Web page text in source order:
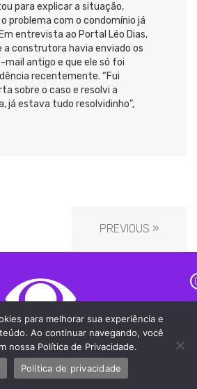
para explicar a situação,
problema com o condomínio já
entrevista ao Portal Léo Dias,
a construtora havia enviado os
mail antigo e que ele só foi
recentemente. “Fui
sobre o caso e resolvi a
já estava tudo resolvidinho”,
PREVIOUS »
para melhorar sua experiência e
Ao continuar navegando, você
nossa Política de Privacidade.
Política de privacidade